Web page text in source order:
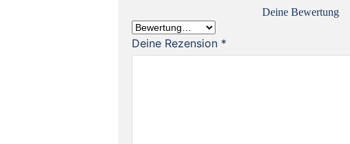
Deine Bewertung
Deine Rezension *